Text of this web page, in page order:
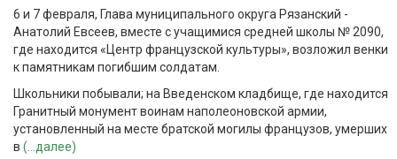
6 и 7 февраля, Глава муниципального округа Рязанский -
Анатолий Евсеев, вместе с учащимися средней школы № 2090,
где находится «Центр французской культуры», возложил венки
к памятникам погибшим солдатам.
Школьники побывали; на Введенском кладбище, где находится
Гранитный монумент воинам наполеоновской армии,
установленный на месте братской могилы французов, умерших
в (...далее)